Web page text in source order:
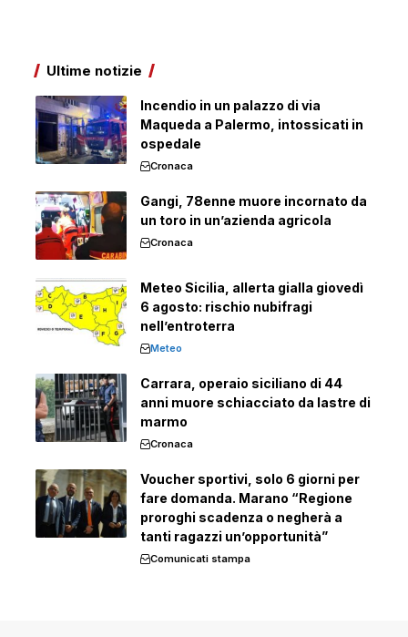
Ultime notizie
Incendio in un palazzo di via
Maqueda a Palermo, intossicati in
ospedale
Cronaca
Gangi, 78enne muore incornato da
un toro in un’azienda agricola
Cronaca
Meteo Sicilia, allerta gialla giovedì
6 agosto: rischio nubifragi
nell’entroterra
Meteo
Carrara, operaio siciliano di 44
anni muore schiacciato da lastre di
marmo
Cronaca
Voucher sportivi, solo 6 giorni per
fare domanda. Marano “Regione
proroghi scadenza o negherà a
tanti ragazzi un’opportunità”
Comunicati stampa